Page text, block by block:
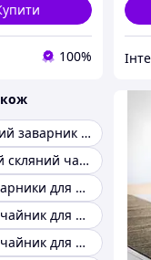
100%
Маленький заварник для чаю
Заварний скляний чайник
Гарні заварники для чаю
Скляний чайник для кип'ятіння
Скляний чайник для чаю чайники